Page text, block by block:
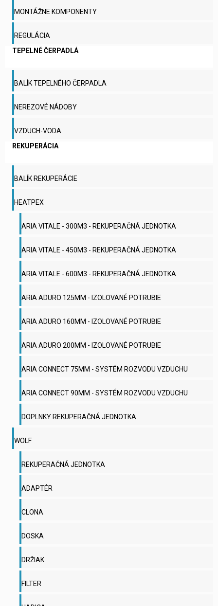
MONTÁŽNE KOMPONENTY
REGULÁCIA
TEPELNÉ ČERPADLÁ
BALÍK TEPELNÉHO ČERPADLA
NEREZOVÉ NÁDOBY
VZDUCH-VODA
REKUPERÁCIA
BALÍK REKUPERÁCIE
HEATPEX
ARIA VITALE - 300M3 - REKUPERAČNÁ JEDNOTKA
ARIA VITALE - 450M3 - REKUPERAČNÁ JEDNOTKA
ARIA VITALE - 600M3 - REKUPERAČNÁ JEDNOTKA
ARIA ADURO 125MM - IZOLOVANÉ POTRUBIE
ARIA ADURO 160MM - IZOLOVANÉ POTRUBIE
ARIA ADURO 200MM - IZOLOVANÉ POTRUBIE
ARIA CONNECT 75MM - SYSTÉM ROZVODU VZDUCHU
ARIA CONNECT 90MM - SYSTÉM ROZVODU VZDUCHU
DOPLNKY REKUPERAČNÁ JEDNOTKA
WOLF
REKUPERAČNÁ JEDNOTKA
ADAPTÉR
CLONA
DOSKA
DRŽIAK
FILTER